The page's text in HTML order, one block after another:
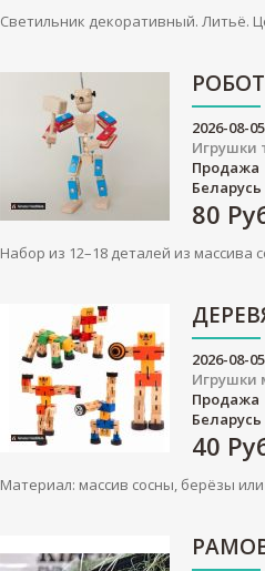
Светильник декоративный. Литьё.
2026-08-
Игрушки
Продажа
Беларусь
80
Набор из 12–18 деталей из массива
2026-08-
Продажа
Беларусь
40
Материал: массив сосны, берёзы